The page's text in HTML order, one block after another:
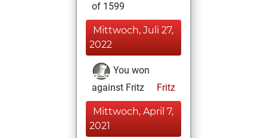
of 1599
Mittwoch, Juli 27,
2022
You won
against Fritz
Fritz
Mittwoch, April 7,
2021